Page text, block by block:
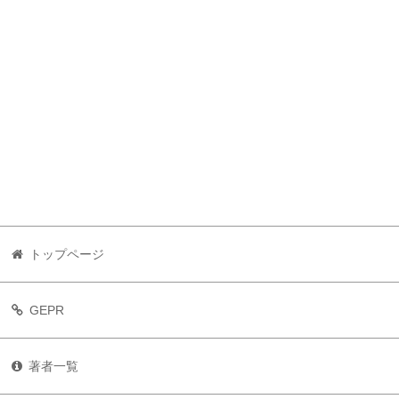
トップページ
GEPR
著者一覧